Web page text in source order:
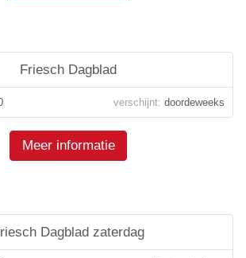
Friesch Dagblad
verschijnt: doordeweeks
Meer informatie
Dagblad zaterdag